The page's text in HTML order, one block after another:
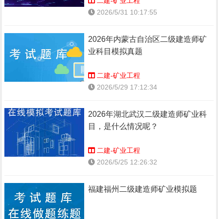
2026/5/31 10:17:55
2026年内蒙古自治区二级建造师矿
业科目模拟真题
二建-矿业工程
2026/5/29 17:12:34
2026年湖北武汉二级建造师矿业科
目，是什么情况呢？
二建-矿业工程
2026/5/25 12:26:32
福建福州二级建造师矿业模拟题